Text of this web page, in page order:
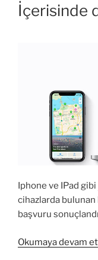
İçerisinde
Iphone ve IPad gibi
cihazlarda bulunan
başvuru
Okumaya devam et